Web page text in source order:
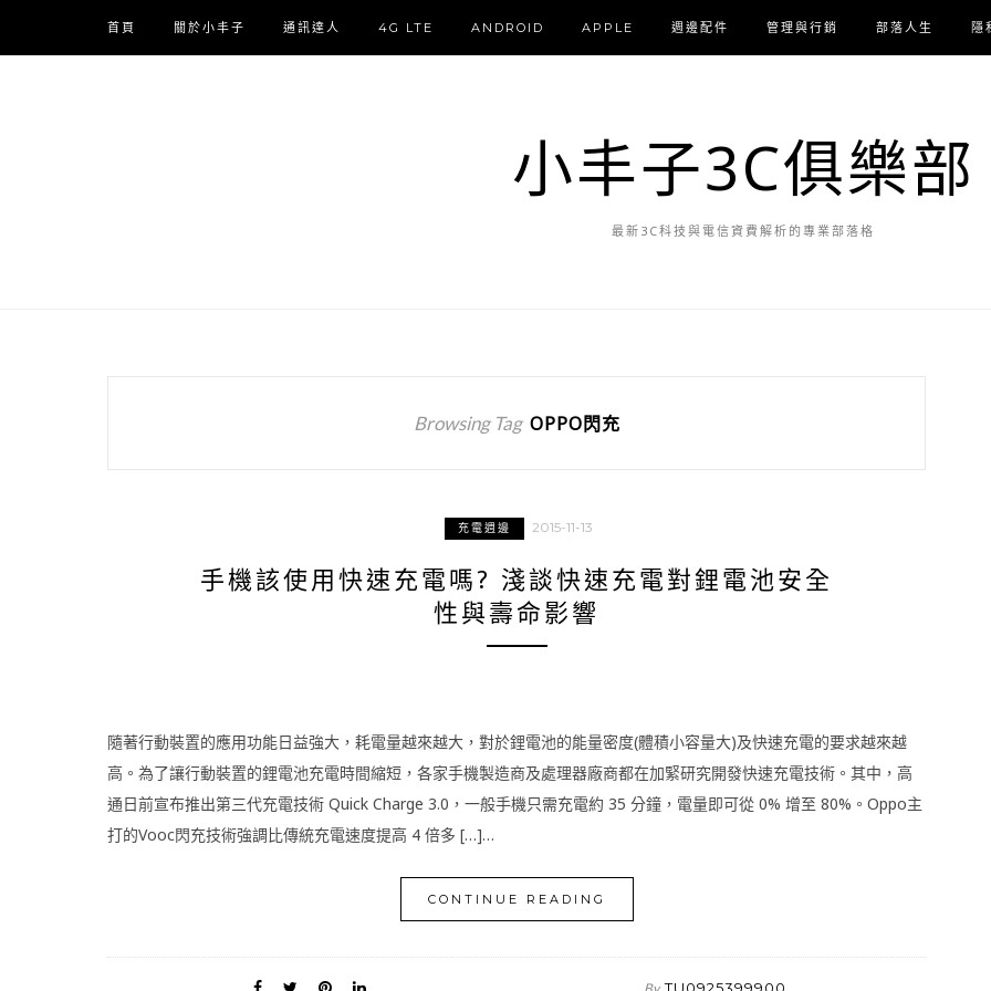
首頁 關於小丰子 通訊達人 4G LTE ANDROID APPLE 週邊配件 管理與行銷 部落人生 隱
小丰子3C俱樂部
最新3C科技與電信資費解析的專業部落格
Browsing Tag OPPO閃充
充電週邊 2015-11-13
手機該使用快速充電嗎? 淺談快速充電對鋰電池安全
性與壽命影響
隨著行動裝置的應用功能日益強大，耗電量越來越大，對於鋰電池的能量密度(體積小容量大)及快速充電的要求越來越
高。為了讓行動裝置的鋰電池充電時間縮短，各家手機製造商及處理器廠商都在加緊研究開發快速充電技術。其中，高
通日前宣布推出第三代充電技術 Quick Charge 3.0，一般手機只需充電約 35 分鐘，電量即可從 0% 增至 80%。Oppo主
打的Vooc閃充技術強調比傳統充電速度提高 4 倍多 […]…
CONTINUE READING